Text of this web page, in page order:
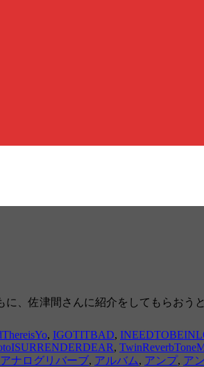
、佐津間さんに紹介をしてもらおう
, IGOTITBAD,
,
アナログリバーブ, アルバム, アンプ, ア